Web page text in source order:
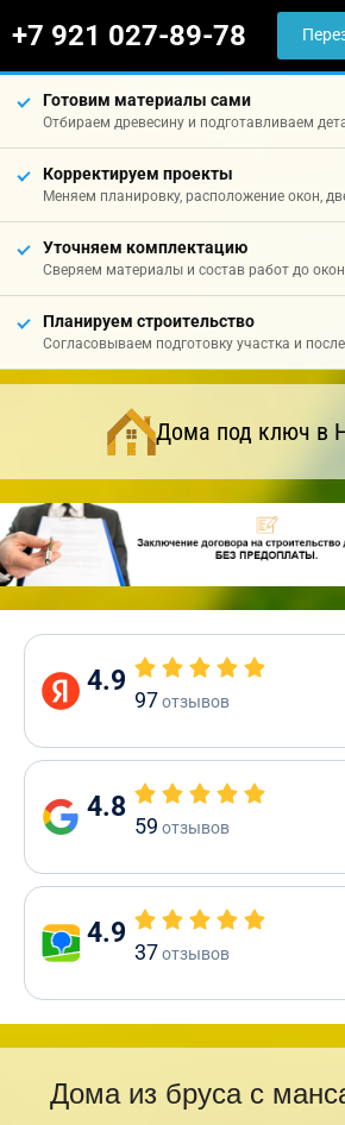
+7 921 027-89-78
Готовим материалы сами
Отбираем древесину и подготавливаем
Корректируем проекты
Меняем планировку, расположение окон,
Уточняем комплектацию
Сверяем материалы и состав работ до
Планируем строительство
Согласовываем подготовку участка и
Дома под ключ в
4.9
97отзывов
4.8
59 отзывов
4.9
37отзывов
Дома из бруса с